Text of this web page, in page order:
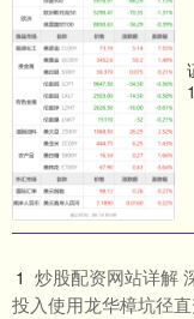
1 炒股配资网站详解
投入使用龙华樟坑径